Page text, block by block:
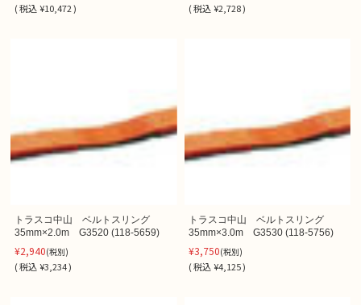
(税込¥10,472 ) (税込 ¥2,728 )
トラスコ中山 ベルトスリング
35mm×2.0m G3520 (118-5659)
¥2,940(税別)
(税込¥3,234 )
トラスコ中山 ベルトスリング
35mm×3.0m G3530 (118-5756)
¥3,750(税別)
(税込 ¥4,125 )